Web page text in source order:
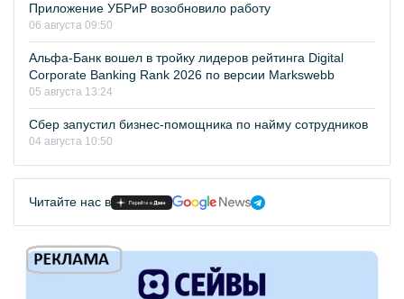
Приложение УБРиР возобновило работу
06 августа 09:50
Альфа-Банк вошел в тройку лидеров рейтинга Digital
Corporate Banking Rank 2026 по версии Markswebb
05 августа 13:24
Сбер запустил бизнес-помощника по найму сотрудников
04 августа 10:50
Читайте нас в